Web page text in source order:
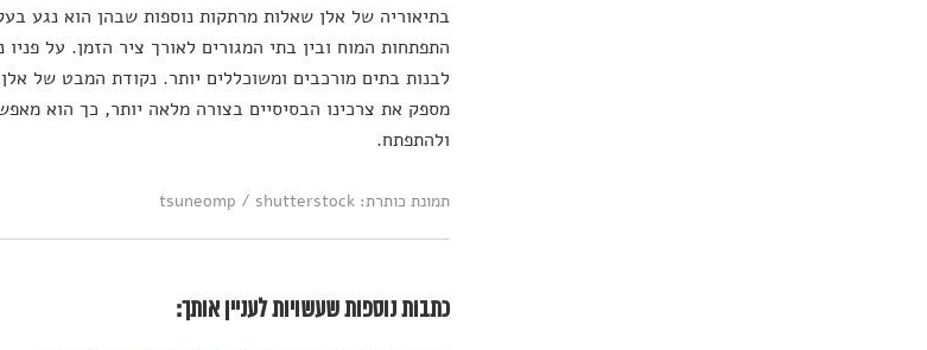
בתיאוריה של אלן שאלות מרתקות נוספות שבהן הוא נגע
התפתחות המוח ובין בתי המגורים לאורך ציר הזמן. על
לבנות בתים מורכבים ומשוכללים יותר. נקודת המבט של
מספק את צרכינו הבסיסיים בצורה מלאה יותר, כך הוא
ולהתפתח.
תמונת כותרת: tsuneomp / shutterstock
כתבות נוספות שעשויות לעניין אותך: